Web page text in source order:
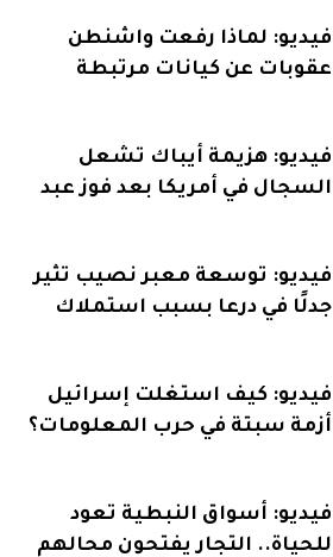
فيديو: لماذا رفعت واشنطن
عقوبات عن كيانات مرتبطة
فيديو: هزيمة أيباك تشعل
السجال في أمريكا بعد فوز عبد
فيديو: توسعة معبر نصيب تثير
جدلًا في درعا بسبب استملاك
فيديو: كيف استغلت إسرائيل
أزمة سبتة في حرب المعلومات؟
فيديو: أسواق النبطية تعود
للحياة.. التجار يفتحون محالهم